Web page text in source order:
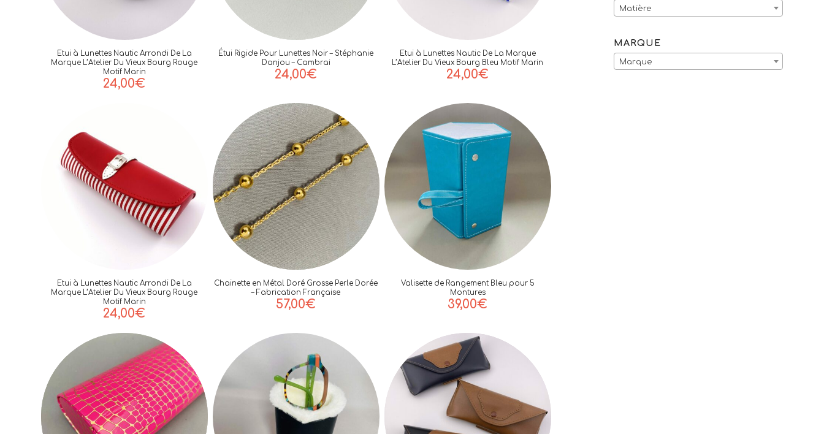
Etui à Lunettes Nautic Arrondi De La
Marque L’Atelier Du Vieux Bourg Rouge
Motif Marin
24,00€
Étui Rigide Pour Lunettes Noir – Stéphanie
Danjou – Cambrai
24,00€
Etui à Lunettes Nautic De La Marque
L’Atelier Du Vieux Bourg Bleu Motif Marin
24,00€
Etui à Lunettes Nautic Arrondi De La
Marque L’Atelier Du Vieux Bourg Rouge
Motif Marin
24,00€
Chainette en Métal Doré Grosse Perle Dorée
– Fabrication Française
57,00€
Valisette de Rangement Bleu pour 5
Montures
39,00€
Matière
MARQUE
Marque